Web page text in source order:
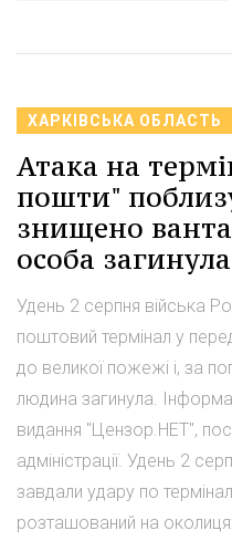
ХАРКІВСЬКА ОБЛАСТЬ
Атака на
пошти"
знищено
особа
Удень 2 серпня війська
поштовий термінал у
до великої пожежі і, за
людина загинула.
видання "Цензор.НЕТ",
адміністрації. Удень 2
завдали удару по
розташований на